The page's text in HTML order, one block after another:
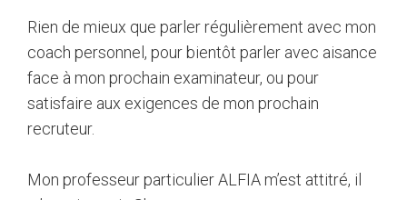
Rien de mieux que parler régulièrement avec mon
coach personnel, pour bientôt parler avec aisance
face à mon prochain examinateur, ou pour
satisfaire aux exigences de mon prochain
recruteur.
Mon professeur particulier ALFIA m’est attitré, il